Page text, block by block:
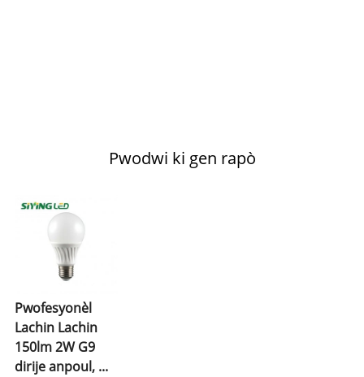
Pwodwi ki gen rapò
Pwofesyonèl
Lachin Lachin
150lm 2W G9
dirije anpoul, ...